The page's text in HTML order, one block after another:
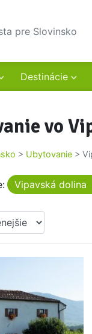
pre Slovinsko
Destinácie
vo
> Ubytovanie >
Vipavská dolina